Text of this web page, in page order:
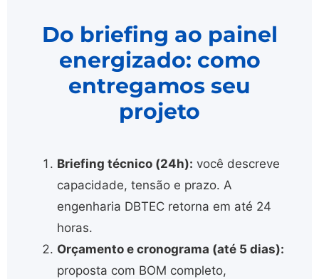
Do briefing ao painel
energizado: como
entregamos seu
projeto
Briefing técnico (24h): você descreve
capacidade, tensão e prazo. A
engenharia DBTEC retorna em até 24
horas.
Orçamento e cronograma (até 5 dias):
proposta com BOM completo,